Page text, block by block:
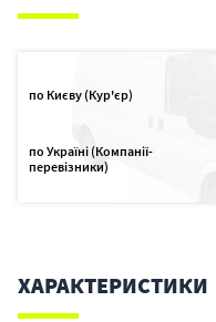
по Києву (Кур'єр)
по Україні (Компанії-
перевізники)
ХАРАКТЕРИСТИКИ